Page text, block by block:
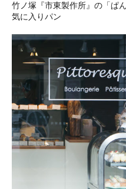
竹ノ塚『市東製作所』の「ぱ
気に入りパン